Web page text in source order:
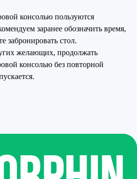
консолью пользуются
заранее обозначить время,
забронировать стол.
желающих, продолжать
консолью без повторной